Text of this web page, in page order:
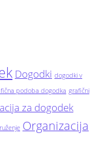
Dogodki dogodki v
podoba dogodka grafični
za dogodek
Organizacija